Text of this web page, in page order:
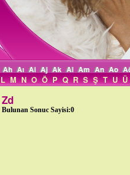
Ah Aı Ai Aj Ak Al Am An Ao
L M N O Ö P Q R S Ş T U Ü
Zd
Bulunan Sonuc Sayisi:0